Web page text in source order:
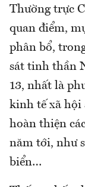
Thường trực
quan điểm,
phân bổ,
sát tinh thần
13, nhất là
kinh tế xã hội
hoàn thiện
năm tới, như
biển…